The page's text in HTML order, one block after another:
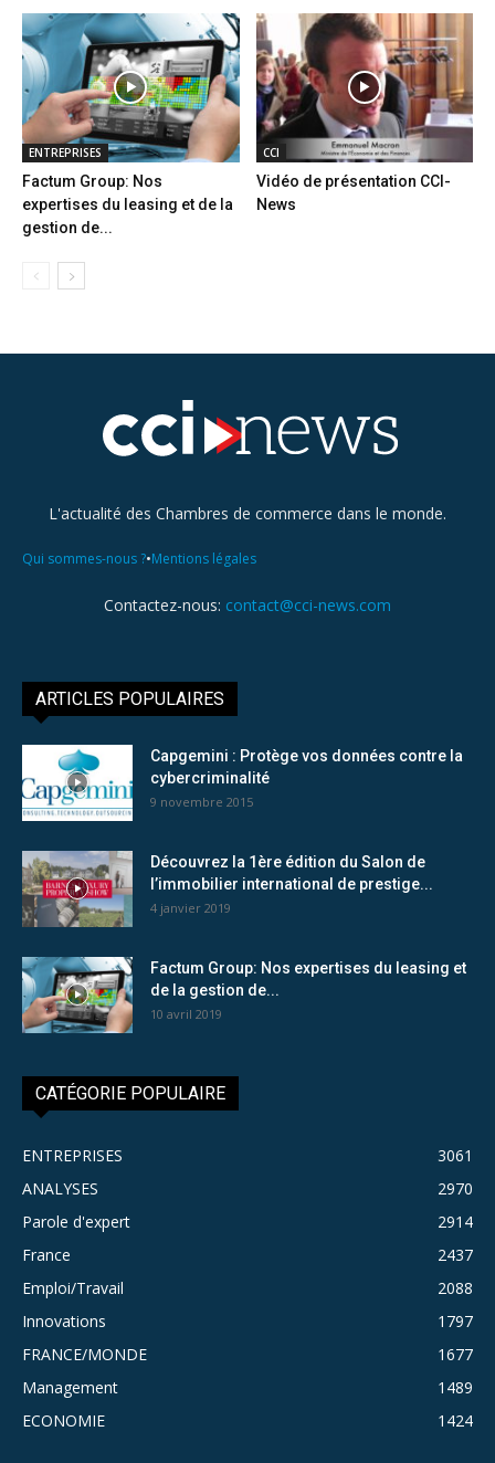
ENTREPRISES
Factum Group: Nos
expertises du leasing et de la
gestion de...
CCI
Vidéo de présentation CCI-
News
L'actualité des Chambres de commerce dans le monde.
Qui sommes-nous ?•Mentions légales
Contactez-nous: contact@cci-news.com
ARTICLES POPULAIRES
Capgemini : Protège vos données contre la
cybercriminalité
9 novembre 2015
Découvrez la 1ère édition du Salon de
l’immobilier international de prestige...
4 janvier 2019
Factum Group: Nos expertises du leasing et
de la gestion de...
10 avril 2019
CATÉGORIE POPULAIRE
ENTREPRISES
3061
ANALYSES
2970
Parole d'expert
2914
France
2437
Emploi/Travail
2088
Innovations
1797
FRANCE/MONDE
1677
Management
1489
ECONOMIE
1424